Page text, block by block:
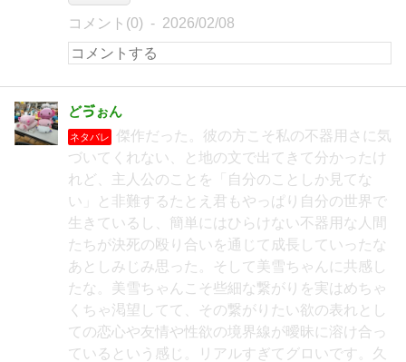
コメント(0) 2026/02/08
どゔぉん
ネタバレ
傑作だった。彼の方こそ私の不器用さに気
づいてくれない、と地の文で出てきて分かったけ
れど、主人公のことを「自分のことしか見てな
い」と非難するたとえ君もやっぱり自分の世界で
生きているし、簡単にはひらけない不器用な人間
たちが決死の殴り合いを通じて成長していったな
あとしみじみ思った。そして美雪ちゃんに共感し
たな。美雪ちゃんこそ些細な繋がりを実はめちゃ
くちゃ渇望してて、その繋がりたい欲の表れとし
ての恋心や友情や性欲の境界線が曖昧に溶け合っ
ているという感じ。リアルすぎてグロいです。久